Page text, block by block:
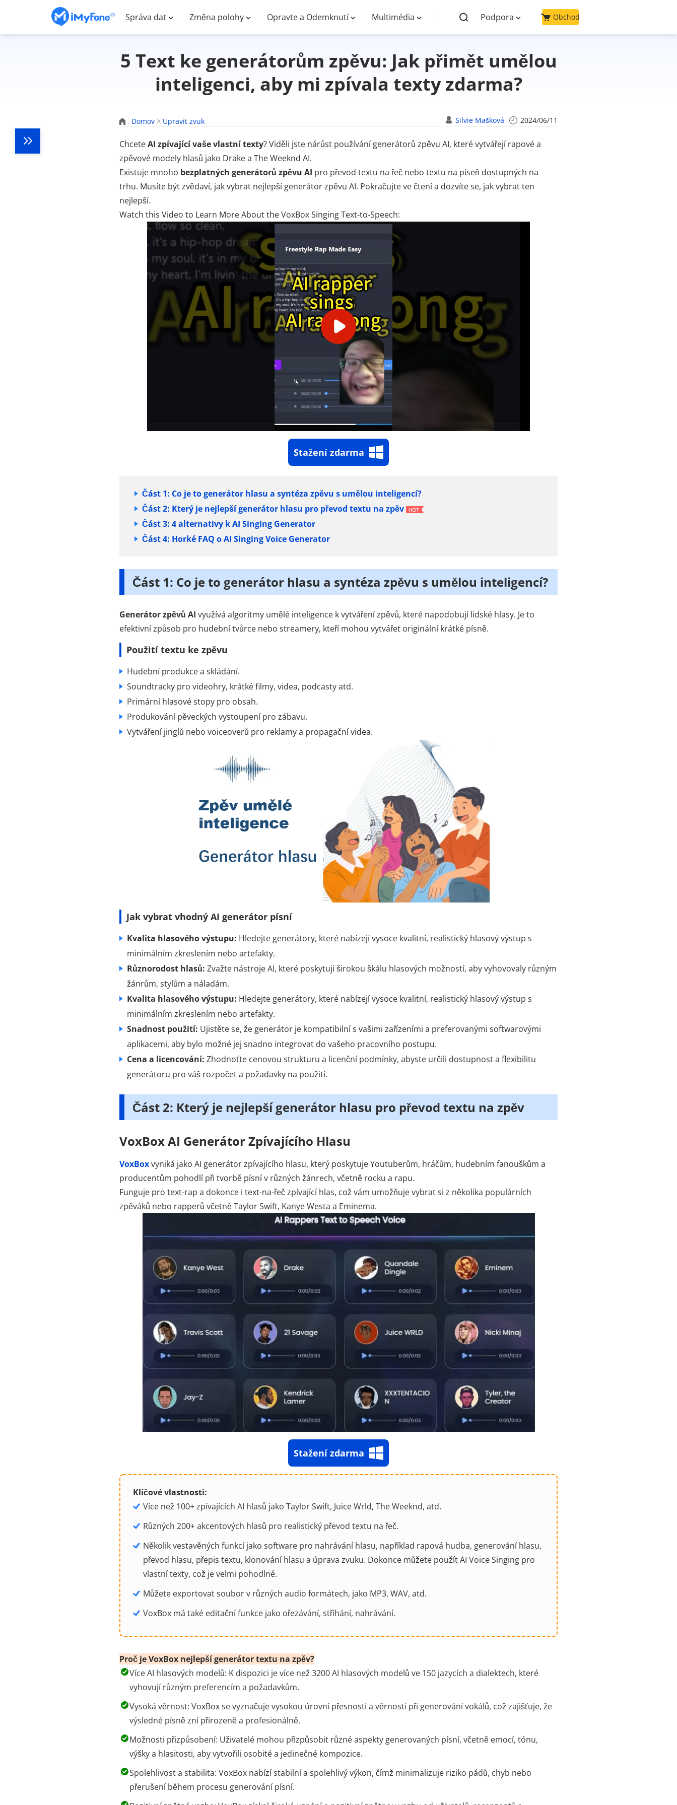
Správa dat Změna polohy Opravte a Odemknutí Multimédia Podpora Obchod
5 Text ke generátorům zpěvu: Jak přimět umělou
inteligenci, aby mi zpívala texty zdarma?
Domov > Upravit zvuk Silvie Mašková 2024/06/11
ChceteAI zpívající vaše vlastní texty? Viděli jste nárůst používání generátorů zpěvu AI, které vytvářejí rapové a
zpěvové modely hlasů jako Drake a The Weeknd AI.
Existuje mnoho bezplatných generátorů zpěvu AI pro převod textu na řeč nebo textu na píseň dostupných na
trhu. Musíte být zvědaví, jak vybrat nejlepší generátor zpěvu AI. Pokračujte ve čtení a dozvíte se, jak vybrat ten
nejlepší.
Watch this Video to Learn More About the VoxBox Singing Text-to-Speech:
Stažení zdarma
Část 1: Co je to generátor hlasu a syntéza zpěvu s umělou inteligencí?
Část 2: Který je nejlepší generátor hlasu pro převod textu na zpěv
Část 3: 4 alternativy k AI Singing Generator
Část 4: Horké FAQ o AI Singing Voice Generator
Část 1: Co je to generátor hlasu a syntéza zpěvu s umělou inteligencí?
Generátor zpěvů AI využívá algoritmy umělé inteligence k vytváření zpěvů, které napodobují lidské hlasy. Je to
efektivní způsob pro hudební tvůrce nebo streamery, kteří mohou vytvářet originální krátké písně.
Použití textu ke zpěvu
Hudební produkce a skládání.
Soundtracky pro videohry, krátké filmy, videa, podcasty atd.
Primární hlasové stopy pro obsah.
Produkování pěveckých vystoupení pro zábavu.
Vytváření jinglů nebo voiceoverů pro reklamy a propagační videa.
Jak vybrat vhodný AI generátor písní
Kvalita hlasového výstupu: Hledejte generátory, které nabízejí vysoce kvalitní, realistický hlasový výstup s
minimálním zkreslením nebo artefakty.
Různorodost hlasů: Zvažte nástroje AI, které poskytují širokou škálu hlasových možností, aby vyhovovaly různým
žánrům, stylům a náladám.
Kvalita hlasového výstupu: Hledejte generátory, které nabízejí vysoce kvalitní, realistický hlasový výstup s
minimálním zkreslením nebo artefakty.
Snadnost použití: Ujistěte se, že generátor je kompatibilní s vašimi zařízeními a preferovanými softwarovými
aplikacemi, aby bylo možné jej snadno integrovat do vašeho pracovního postupu.
Cena a licencování: Zhodnoťte cenovou strukturu a licenční podmínky, abyste určili dostupnost a flexibilitu
generátoru pro váš rozpočet a požadavky na použití.
Část 2: Který je nejlepší generátor hlasu pro převod textu na zpěv
VoxBox AI Generátor Zpívajícího Hlasu
VoxBoxvyniká jako AI generátor zpívajícího hlasu, který poskytuje Youtuberům, hráčům, hudebním fanouškům a
producentům pohodlí při tvorbě písní v různých žánrech, včetně rocku a rapu.
Funguje pro text-rap a dokonce i text-na-řeč zpívající hlas, což vám umožňuje vybrat si z několika populárních
zpěváků nebo rapperů včetně Taylor Swift, Kanye Westa a Eminema.
Stažení zdarma
Klíčové vlastnosti:
Více než 100+ zpívajících AI hlasů jako Taylor Swift, Juice Wrld, The Weeknd, atd.
Různých 200+ akcentových hlasů pro realistický převod textu na řeč.
Několik vestavěných funkcí jako software pro nahrávání hlasu, například rapová hudba, generování hlasu,
převod hlasu, přepis textu, klonování hlasu a úprava zvuku. Dokonce můžete použít AI Voice Singing pro
vlastní texty, což je velmi pohodlné.
Můžete exportovat soubor v různých audio formátech, jako MP3, WAV, atd.
VoxBox má také editační funkce jako ořezávání, stříhání, nahrávání.
Proč je VoxBox nejlepší generátor textu na zpěv?
Více AI hlasových modelů: K dispozici je více než 3200 AI hlasových modelů ve 150 jazycích a dialektech, které
vyhovují různým preferencím a požadavkům.
Vysoká věrnost: VoxBox se vyznačuje vysokou úrovní přesnosti a věrnosti při generování vokálů, což zajišťuje, že
výsledné písně zní přirozeně a profesionálně.
Možnosti přizpůsobení: Uživatelé mohou přizpůsobit různé aspekty generovaných písní, včetně emocí, tónu,
výšky a hlasitosti, aby vytvořili osobité a jedinečné kompozice.
Spolehlivost a stabilita: VoxBox nabízí stabilní a spolehlivý výkon, čímž minimalizuje riziko pádů, chyb nebo
přerušení během procesu generování písní.